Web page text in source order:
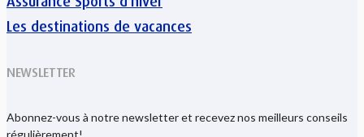
Les destinations de vacances
NEWSLETTER
Abonnez-vous à notre newsletter et recevez nos meilleurs conseils